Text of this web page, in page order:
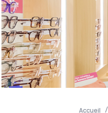
Accueil